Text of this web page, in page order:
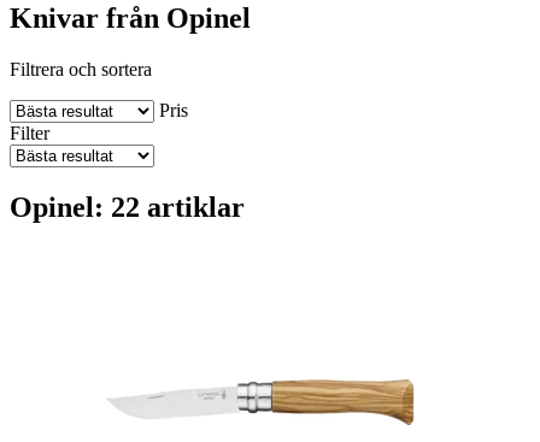
Knivar från Opinel
Filtrera och sortera
Pris
Filter
Opinel: 22 artiklar